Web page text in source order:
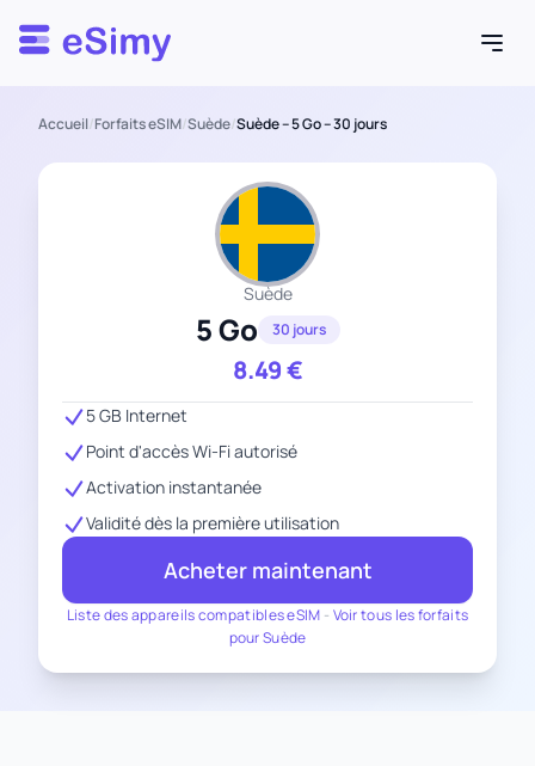
Esimy
Accueil/Forfaits eSIM/Suède/Suède – 5 Go – 30 jours
Suède
5 Go 30 jours
8.49€
Liste des appareils compatibles eSIM - Voir tous les forfaits
pour Suède
5 GB Internet
Point d'accès Wi-Fi autorisé
Activation instantanée
Validité dès la première utilisation
Acheter maintenant